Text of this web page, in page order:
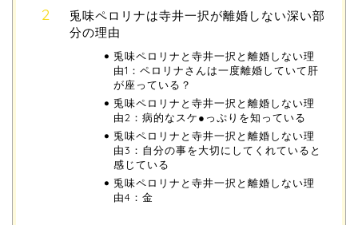
兎味ペロリナは寺井一択が離婚しない深い部
分の理由
兎味ペロリナと寺井一択と離婚しない理
由1：ペロリナさんは一度離婚していて肝
が座っている？
兎味ペロリナと寺井一択と離婚しない理
由2：病的なスケ●っぷりを知っている
兎味ペロリナと寺井一択と離婚しない理
由3：自分の事を大切にしてくれていると
感じている
兎味ペロリナと寺井一択と離婚しない理
由4：金